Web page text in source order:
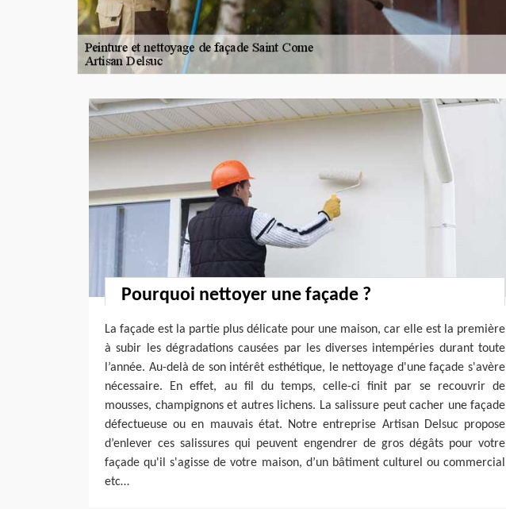
Pourquoi nettoyer une façade ?
La façade est la partie plus délicate pour une maison, car elle est la première
à subir les dégradations causées par les diverses intempéries durant toute
l’année. Au-delà de son intérêt esthétique, le nettoyage d'une façade s'avère
nécessaire. En effet, au fil du temps, celle-ci finit par se recouvrir de
mousses, champignons et autres lichens. La salissure peut cacher une façade
défectueuse ou en mauvais état. Notre entreprise Artisan Delsuc propose
d’enlever ces salissures qui peuvent engendrer de gros dégâts pour votre
façade qu'il s'agisse de votre maison, d’un bâtiment culturel ou commercial
etc…